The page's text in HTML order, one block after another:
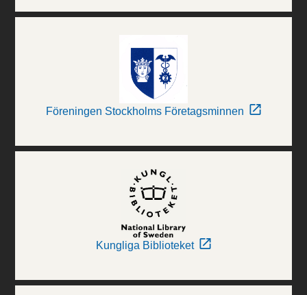
Föreningen Stockholms Företagsminnen
Kungliga Biblioteket